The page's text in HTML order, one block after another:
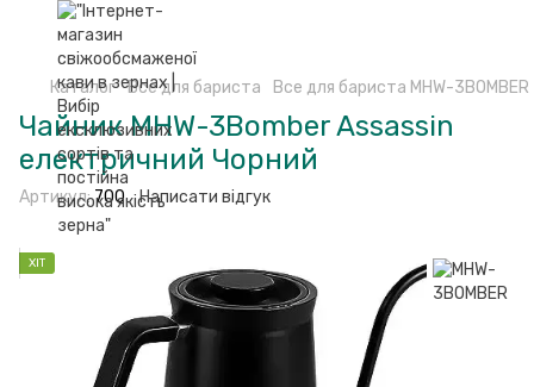
Каталог Все для бариста Все для бариста MHW-3BOMBER
Чайник MHW-3Bomber Assassin
електричний Чорний
Артикул:700 Написати відгук
ХІТ